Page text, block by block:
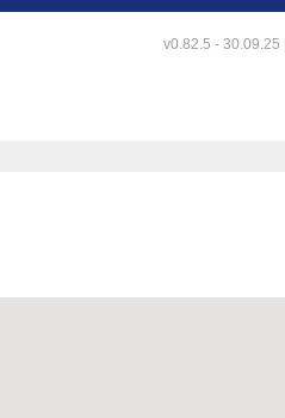
v0.82.5 - 30.09.25 |